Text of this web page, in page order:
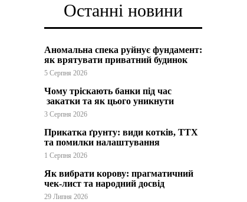
Останні новини
Аномальна спека руйнує фундамент:
як врятувати приватний будинок
5 Серпня 2026
Чому тріскають банки під час
закатки та як цього уникнути
3 Серпня 2026
Прикатка ґрунту: види котків, ТТХ
та помилки налаштування
1 Серпня 2026
Як вибрати корову: прагматичний
чек-лист та народний досвід
29 Липня 2026